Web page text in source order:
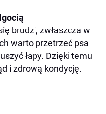
brudzi, zwłaszcza w
warto przetrzeć psa
łapy. Dzięki temu
i zdrową kondycję.